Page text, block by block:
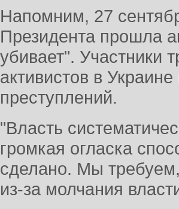
Напомним, 27
Президента прошла
убивает". Участники
активистов в Украине
преступлений.
"Власть
громкая огласка
сделано. Мы
из-за молчания